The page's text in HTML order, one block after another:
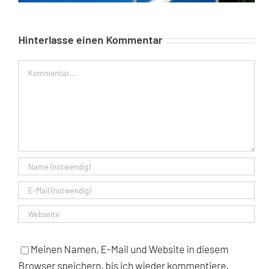
Hinterlasse einen Kommentar
Kommentar
Meinen Namen, E-Mail und Website in diesem
Browser speichern, bis ich wieder kommentiere.